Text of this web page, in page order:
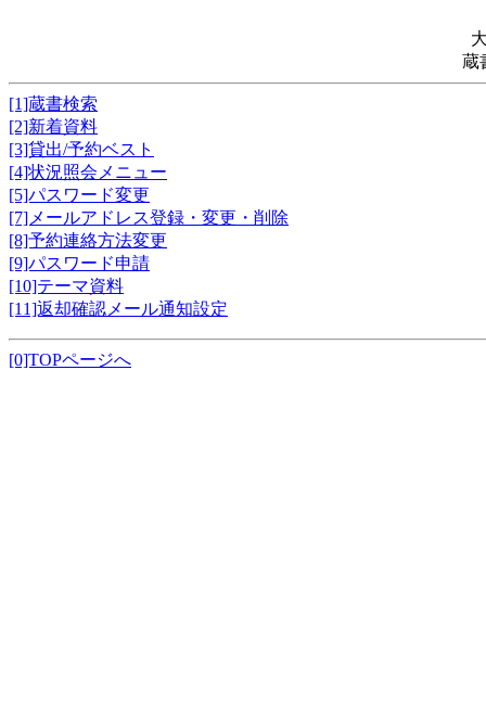
蔵
[1]蔵書検索
[2]新着資料
[3]貸出/予約ベスト
[4]状況照会メニュー
[5]パスワード変更
[7]メールアドレス登録・変更・削除
[8]予約連絡方法変更
[9]パスワード申請
[10]テーマ資料
[11]返却確認メール通知設定
[0]TOPページへ